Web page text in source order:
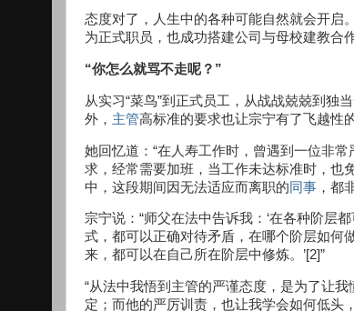
态度对了，人生中的各种可能自然就会开启
为正式职员，也成功搭建公司与母校建教合
“你怎么就骂不走呢？”
从实习“菜鸟”到正式员工，从战战兢兢到独
外， 主管高标准的要求也让宗宁有了飞越性
她回忆道：“在人寿工作时，曾遇到一位非
求，经常需要加班，当工作未达标准时，也
中，这段期间因无法适应而离职的同事 ，都
宗宁说：“师父在法中告诉我：‘在各种阶层
式，都可以正确对待矛盾，在哪个阶层如何
来，都可以在自己所在阶层中修炼。’[2]”
“从法中我悟到主管的严谨态度，是为了让
定；而他的严厉训责，也让我学会如何低头